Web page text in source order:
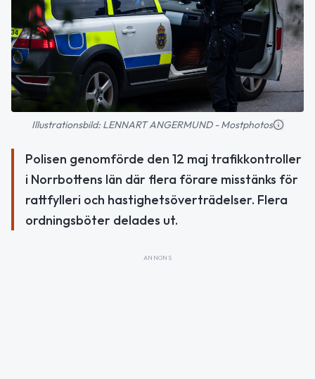
Illustrationsbild: LENNART ANGERMUND - Mostphotos
Polisen genomförde den 12 maj trafikkontroller
i Norrbottens län där flera förare misstänks för
rattfylleri och hastighetsöverträdelser. Flera
ordningsböter delades ut.
ANNONS